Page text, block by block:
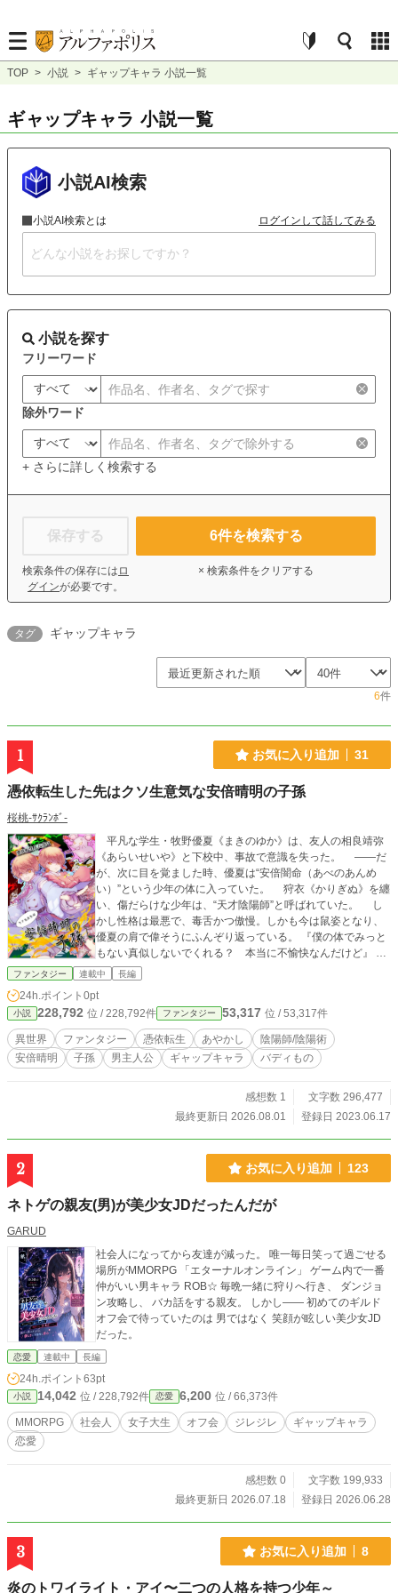
TOP > 小説 > ギャップキャラ 小説一覧
ギャップキャラ 小説一覧
小説AI検索
小説AI検索とは ログインして話してみる
小説を探す
フリーワード
除外ワード
+ さらに詳しく検索する
保存する
検索条件の保存には ロ
グインが必要です。
6件を検索する
× 検索条件をクリアする
タグ ギャップキャラ
6件
1 お気に入り追加 31
憑依転生した先はクソ生意気な安倍晴明の子孫
桜桃-ｻｸﾗﾝﾎﾞ-
平凡な学生・牧野優夏《まきのゆか》は、友人の相良靖弥
《あらいせいや》と下校中、事故で意識を失った。 ――だ
が、次に目を覚ました時、優夏は“安倍闇命（あべのあんめ
い）”という少年の体に入っていた。 狩衣《かりぎぬ》を纏
い、傷だらけな少年は、“天才陰陽師”と呼ばれていた。 し
かし性格は最悪で、毒舌かつ傲慢。しかも今は鼠姿となり、
優夏の肩で偉そうにふんぞり返っている。 『僕の体でみっと
もない真似しないでくれる？ 本当に不愉快なんだけど』
周囲から蔑まれ、命を蝕む“短命の呪い”まで抱えた闇命。
を解くため和風異世界を奔走することになる。 そんな中、
優夏の前に現れたのは、現代でともに事故にあってしまった
友人・靖弥だった。 再会を喜んだのも束の間、靖弥はなぜ
か優夏へ刃を向ける――。 呪い、陰謀、そして自身を狙う
敵。 従者や陰陽師たちと力を合わせながら、臆病な少年は
生少年が織りなす、和風異世界ファンタジー！ 表紙絵・挿絵
をお願いしました！！ 作：あニキさん 挿絵 ☆がついている
ファンタジー 連載中 長編
24h.ポイント 0pt
小説 228,792 位 / 228,792件 ファンタジー 53,317 位 / 53,317件
異世界 ファンタジー 憑依転生 あやかし
陰陽師/陰陽術
安倍晴明
子孫 男主人公 ギャップキャラ バディもの
感想数 1
文字数 296,477
最終更新日 2026.08.01
登録日 2023.06.17
2 お気に入り追加 123
ネトゲの親友(男)が美少女JDだったんだが
GARUD
社会人になってから友達が減った。 唯一毎日笑って過ごせる
場所がMMORPG 「エターナルオンライン」 ゲーム内で一番
仲がいい男キャラ ROB☆ 毎晩一緒に狩りへ行き、 ダンジョ
ン攻略し、 バカ話をする親友。 しかし―― 初めてのギルド
オフ会で待っていたのは 男ではなく 笑顔が眩しい美少女JD
だった。
恋愛 連載中 長編
24h.ポイント 63pt
小説 14,042 位 / 228,792件 恋愛 6,200 位 / 66,373件
MMORPG 社会人 女子大生 オフ会 ジレジレ
ギャップキャラ
恋愛
感想数 0
文字数 199,933
最終更新日 2026.07.18
登録日 2026.06.28
3 お気に入り追加 8
炎のトワイライト・アイ〜二つの人格を持つ少年～